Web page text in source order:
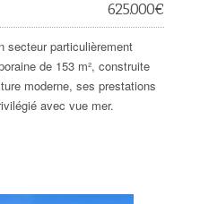
625.000€
secteur particulièrement
de 153 m², construite
moderne, ses prestations
avec vue mer.